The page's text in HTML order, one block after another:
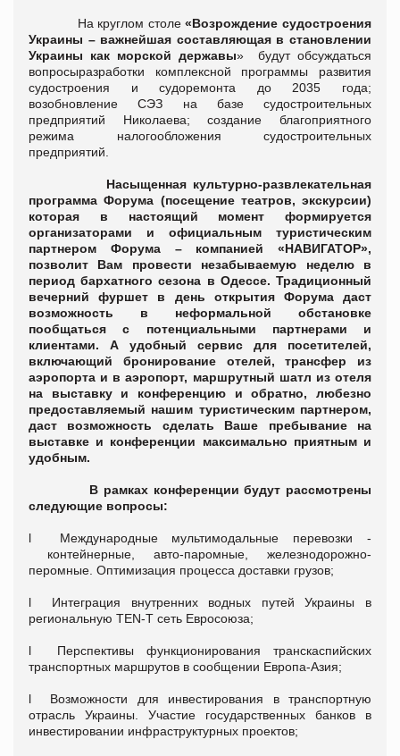
На круглом столе«Возрождение судостроения
Украины – важнейшая составляющая в становлении
Украины как морской державы» будут обсуждаться
вопросыразработки комплексной программы развития
судостроения и судоремонта до 2035 года;
возобновление СЭЗ на базе судостроительных
предприятий Николаева; создание благоприятного
режима налогообложения судостроительных
предприятий.
Насыщенная культурно-развлекательная
программа Форума (посещение театров, экскурсии)
которая в настоящий момент формируется
организаторами и официальным туристическим
партнером Форума – компанией «НАВИГАТОР»,
позволит Вам провести незабываемую неделю в
период бархатного сезона в Одессе. Традиционный
вечерний фуршет в день открытия Форума даст
возможность в неформальной обстановке
пообщаться с потенциальными партнерами и
клиентами. А удобный сервис для посетителей,
включающий бронирование отелей, трансфер из
аэропорта и в аэропорт, маршрутный шатл из отеля
на выставку и конференцию и обратно, любезно
предоставляемый нашим туристическим партнером,
даст возможность сделать Ваше пребывание на
выставке и конференции максимально приятным и
удобным.
В рамках конференции будут рассмотрены
следующие вопросы:
l Международные мультимодальные перевозки -
контейнерные, авто-паромные, железнодорожно-
перомные. Оптимизация процесса доставки грузов;
l Интеграция внутренних водных путей Украины в
региональную TEN-T сеть Евросоюза;
l Перспективы функционирования транскаспийских
транспортных маршрутов в сообщении Европа-Азия;
l Возможности для инвестирования в транспортную
отрасль Украины. Участие государственных банков в
инвестировании инфраструктурных проектов;